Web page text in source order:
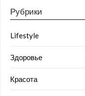
Рубрики
Lifestyle
Здоровье
Красота